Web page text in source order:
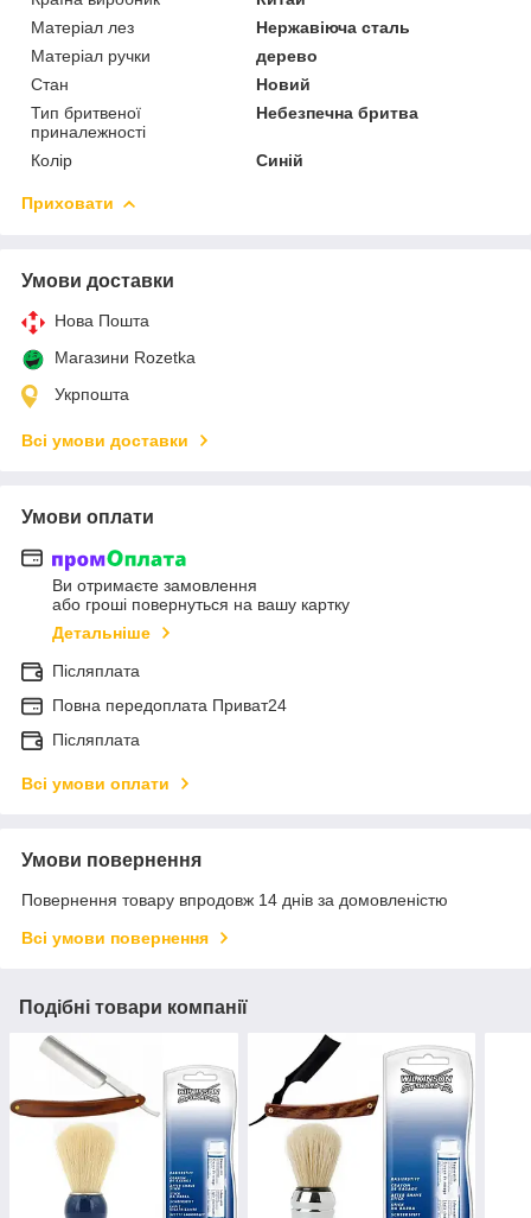
Матеріал лез
Нержавіюча сталь
Матеріал ручки
дерево
Стан
Новий
Тип бритвеної
приналежності
Небезпечна бритва
Колір Синій
Приховати
Умови доставки
Нова Пошта
Магазини Rozetka
Укрпошта
Всі умови доставки
Умови оплати
Ви отримаєте замовлення
або гроші повернуться на вашу картку
Детальніше
Післяплата
Повна передоплата Приват24
Післяплата
Всі умови оплати
Умови повернення
Повернення товару впродовж 14 днів за домовленістю
Всі умови повернення
Подібні товари компанії